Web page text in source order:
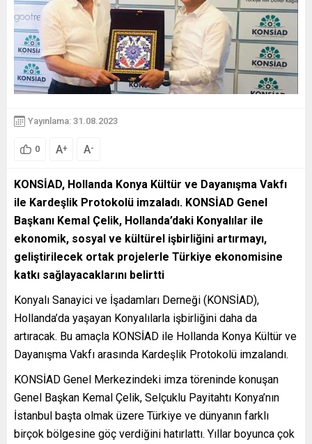
Yayınlama: 31.08.2023
0 A+ A-
KONSİAD, Hollanda Konya Kültür ve Dayanışma Vakfı
ile Kardeşlik Protokolü imzaladı. KONSİAD Genel
Başkanı Kemal Çelik, Hollanda’daki Konyalılar ile
ekonomik, sosyal ve kültürel işbirliğini artırmayı,
geliştirilecek ortak projelerle Türkiye ekonomisine
katkı sağlayacaklarını belirtti
Konyalı Sanayici ve İşadamları Derneği (KONSİAD),
Hollanda’da yaşayan Konyalılarla işbirliğini daha da
artıracak. Bu amaçla KONSİAD ile Hollanda Konya Kültür ve
Dayanışma Vakfı arasında Kardeşlik Protokolü imzalandı.
KONSİAD Genel Merkezindeki imza töreninde konuşan
Genel Başkan Kemal Çelik, Selçuklu Payitahtı Konya’nın
İstanbul başta olmak üzere Türkiye ve dünyanın farklı
birçok bölgesine göç verdiğini hatırlattı. Yıllar boyunca çok